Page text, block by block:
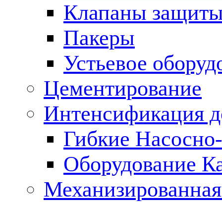
Клапаны
Пакеры
Устьевое
Цементирование
Интенсификация
Гибкие
Оборудование